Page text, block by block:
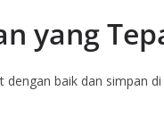
yang
dengan baik dan simpan